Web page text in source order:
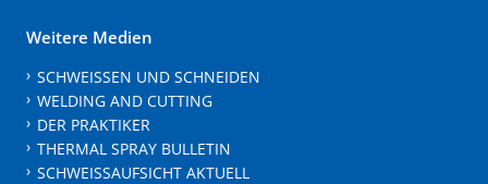
Weitere Medien
SCHWEISSEN UND SCHNEIDEN
WELDING AND CUTTING
DER PRAKTIKER
THERMAL SPRAY BULLETIN
SCHWEISSAUFSICHT AKTUELL